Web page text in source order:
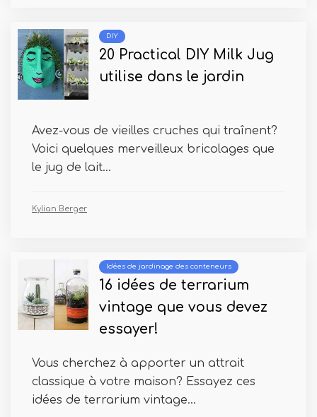
DIY
20 Practical DIY Milk Jug
utilise dans le jardin
Avez-vous de vieilles cruches qui traînent?
Voici quelques merveilleux bricolages que
le jug de lait...
Kylian Berger
Idées de jardinage des conteneurs
16 idées de terrarium
vintage que vous devez
essayer!
Vous cherchez à apporter un attrait
classique à votre maison? Essayez ces
idées de terrarium vintage...